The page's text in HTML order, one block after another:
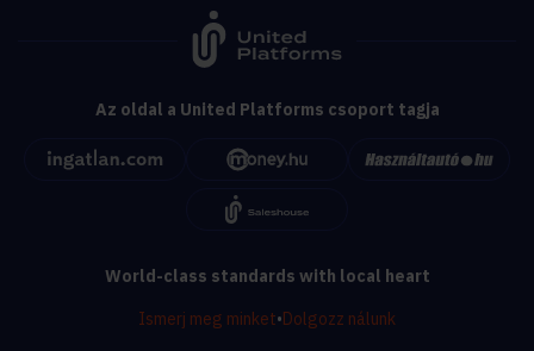
Az oldal a United Platforms csoport tagja
World-class standards with local heart
Ismerj meg minket•Dolgozz nálunk